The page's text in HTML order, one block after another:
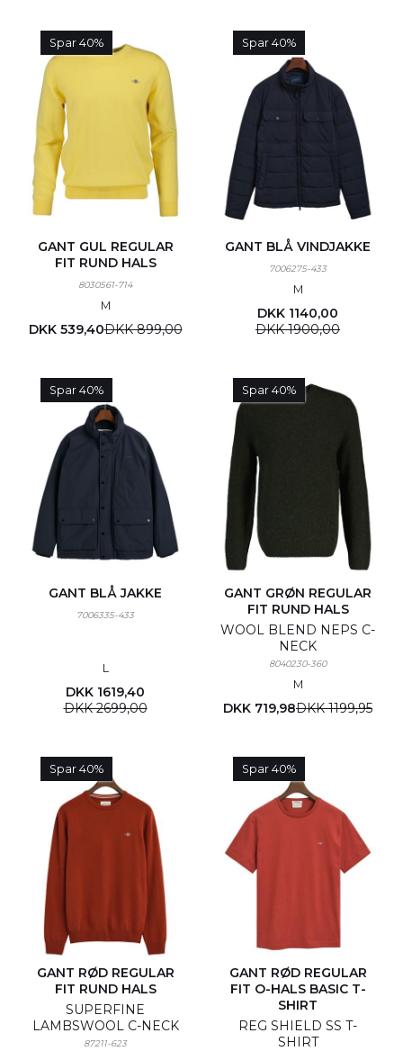
Spar 40%
GANT GUL REGULAR
FIT RUND HALS
8030561-714
M
DKK 539,40DKK 899,00
Spar 40%
GANT BLÅ VINDJAKKE
7006275-433
M
DKK 1140,00
DKK 1900,00
Spar 40%
GANT BLÅ JAKKE
7006335-433
L
DKK 1619,40
DKK 2699,00
Spar 40%
GANT GRØN REGULAR
FIT RUND HALS
WOOL BLEND NEPS C-
NECK
8040230-360
M
DKK 719,98DKK 1199,95
Spar 40%
GANT RØD REGULAR
FIT RUND HALS
SUPERFINE
LAMBSWOOL C-NECK
87211-623
Spar 40%
GANT RØD REGULAR
FIT O-HALS BASIC T-
SHIRT
REG SHIELD SS T-
SHIRT